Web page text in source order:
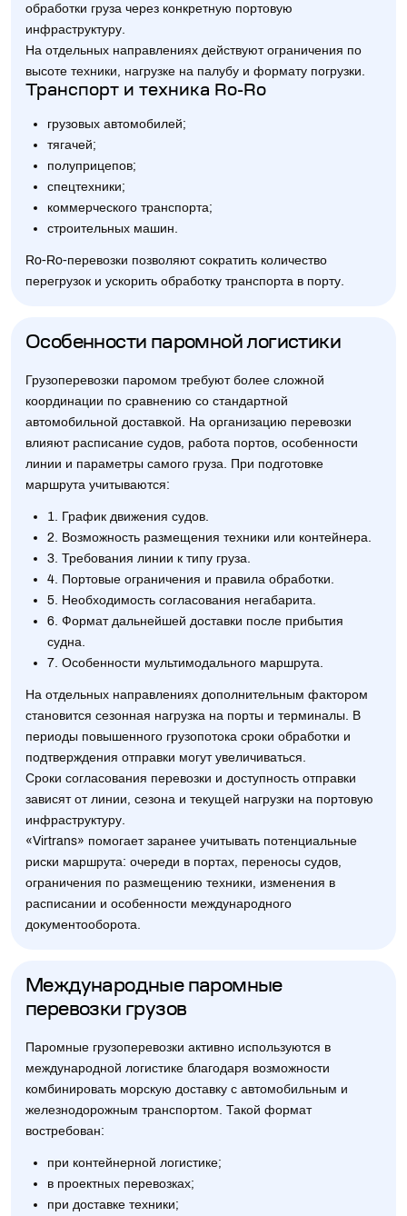
обработки груза через конкретную портовую
инфраструктуру.
На отдельных направлениях действуют ограничения по
высоте техники, нагрузке на палубу и формату погрузки.
Транспорт и техника Ro-Ro
грузовых автомобилей;
тягачей;
полуприцепов;
спецтехники;
коммерческого транспорта;
строительных машин.
Ro-Ro-перевозки позволяют сократить количество
перегрузок и ускорить обработку транспорта в порту.
Особенности паромной логистики
Грузоперевозки паромом требуют более сложной
координации по сравнению со стандартной
автомобильной доставкой. На организацию перевозки
влияют расписание судов, работа портов, особенности
линии и параметры самого груза. При подготовке
маршрута учитываются:
1. График движения судов.
2. Возможность размещения техники или контейнера.
3. Требования линии к типу груза.
4. Портовые ограничения и правила обработки.
5. Необходимость согласования негабарита.
6. Формат дальнейшей доставки после прибытия
судна.
7. Особенности мультимодального маршрута.
На отдельных направлениях дополнительным фактором
становится сезонная нагрузка на порты и терминалы. В
периоды повышенного грузопотока сроки обработки и
подтверждения отправки могут увеличиваться.
Сроки согласования перевозки и доступность отправки
зависят от линии, сезона и текущей нагрузки на портовую
инфраструктуру.
«Virtrans» помогает заранее учитывать потенциальные
риски маршрута: очереди в портах, переносы судов,
ограничения по размещению техники, изменения в
расписании и особенности международного
документооборота.
Международные паромные
перевозки грузов
Паромные грузоперевозки активно используются в
международной логистике благодаря возможности
комбинировать морскую доставку с автомобильным и
железнодорожным транспортом. Такой формат
востребован:
при контейнерной логистике;
в проектных перевозках;
при доставке техники;